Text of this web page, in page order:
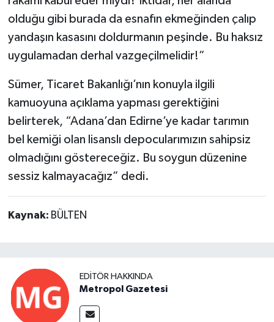
olduğu gibi burada da esnafın ekmeğinden çalıp
yandaşın kasasını doldurmanın peşinde. Bu haksız
uygulamadan derhal vazgeçilmelidir!”
Sümer, Ticaret Bakanlığı’nın konuyla ilgili
kamuoyuna açıklama yapması gerektiğini
belirterek, “Adana’dan Edirne’ye kadar tarımın
bel kemiği olan lisanslı depocularımızın sahipsiz
olmadığını göstereceğiz. Bu soygun düzenine
sessiz kalmayacağız” dedi.
Kaynak: BÜLTEN
EDITÖR HAKKINDA
Metropol Gazetesi